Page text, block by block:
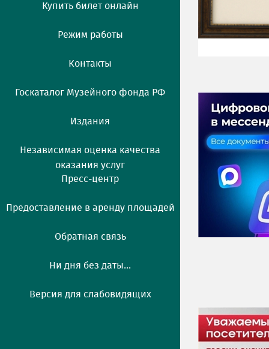
Купить билет онлайн
Режим работы
Контакты
Госкаталог Музейного фонда РФ
Издания
Независимая оценка качества
оказания услуг
Пресс-центр
Предоставление в аренду площадей
Обратная связь
Ни дня без даты...
Версия для слабовидящих